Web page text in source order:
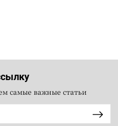
самые важные статьи